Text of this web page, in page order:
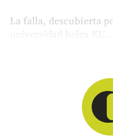
La falla, descubierta
universidad belga KU...